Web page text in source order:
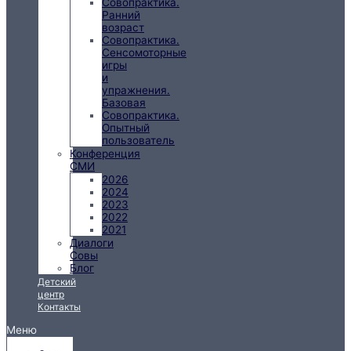
Ранний
возраст
Совопрактика.
Сенсомоторные
игры
и
упражнения.
Базовая
Совопрактика.
Опытный
пользователь
Конференция
СМИ
2026
2024
2023
2022
2021
Диалоги
Совы
Блог
Детский
центр
Контакты
Меню